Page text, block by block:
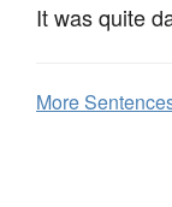
It was quite
MoreS